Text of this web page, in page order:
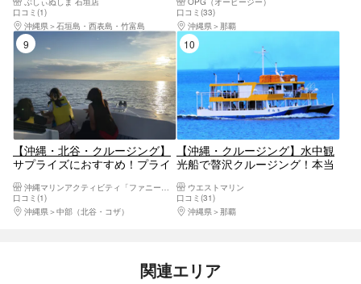
行く！ 三線を聴きながら見る満
天の星空＜星空ガイド・三線生
ライブ／1ドリンク＞
口コミ(1)
沖縄県
石垣島・西表島・竹富島
ポーツコース 滑り台・ジャン
プ台・海上ブランコ付きクルー
ザー| 圧倒的に揺れが少ない | 豊
富なアクティビティ|
口コミ(33)
沖縄県
那覇
【沖縄・北谷・クルージング】
サプライズにおすすめ！プライ
口コミ(1)
沖縄県
中部（北谷・コザ）
【沖縄・クルージング】水中観
光船で贅沢クルージング！本当
ウエストマリン
口コミ(31)
沖縄県
那覇
関連エリア